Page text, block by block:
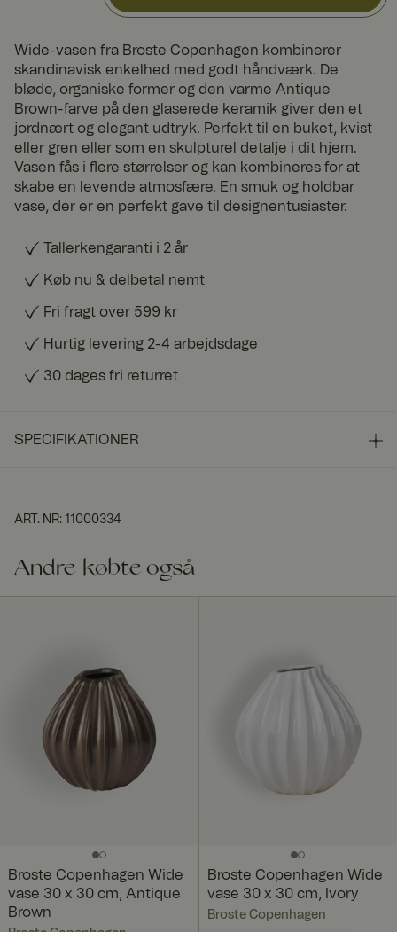
Wide-vasen fra Broste Copenhagen kombinerer
skandinavisk enkelhed med godt håndværk. De
bløde, organiske former og den varme Antique
Brown-farve på den glaserede keramik giver den et
jordnært og elegant udtryk. Perfekt til en buket, kvist
eller gren eller som en skulpturel detalje i dit hjem.
Vasen fås i flere størrelser og kan kombineres for at
skabe en levende atmosfære. En smuk og holdbar
vase, der er en perfekt gave til designentusiaster.
Tallerkengaranti i 2 år
Køb nu & delbetal nemt
Fri fragt over 599 kr
Hurtig levering 2-4 arbejdsdage
30 dages fri returret
SPECIFIKATIONER
ART. NR: 11000334
Andre købte også
Broste Copenhagen Wide
vase 30 x 30 cm, Antique
Brown
Broste Copenhagen Wide
vase 30 x 30 cm, Ivory
Broste Copenhagen